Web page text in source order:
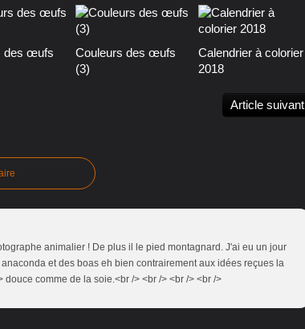
des œufs
Couleurs des œufs
(3)
Calendrier à colorier
2018
Article suivant
animalier ! De plus il le pied montagnard. J'ai eu un jour
et des boas eh bien contrairement aux idées reçues la
douce comme de la soie.<br /> <br /> <br /> <br />